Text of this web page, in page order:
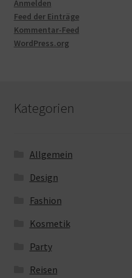
Anmelden
Feed der Einträge
Kommentar-Feed
WordPress.org
Kategorien
Allgemein
Design
Fashion
Kosmetik
Party
Reisen